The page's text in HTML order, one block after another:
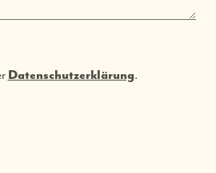
Datenschutzerklärung.